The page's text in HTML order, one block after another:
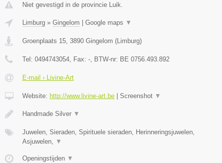
Niet gevestigd in de provincie Luik.
Limburg » Gingelom | Google maps ▼
Groenplaats 15 3890 Gingelom (Limburg)
Tel: 0494743054 , Fax: - , BTW-nr: BE 0756.493.892
E-mail › Livine-Art
Website: http://www.livine-art.be | Screenshot ▼
Handmade Silver ▼
Juwelen, Sieraden, Spirituele sieraden, Herinneringsjuwelen,
Asjuwelen,
▼
Openingstijden ▼